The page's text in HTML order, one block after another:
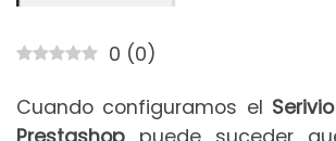
0 (0)
Cuando configuramos el